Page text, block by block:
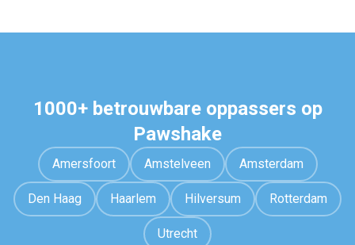
1000+ betrouwbare oppassers op
Pawshake
Amersfoort Amstelveen Amsterdam
Den Haag Haarlem Hilversum Rotterdam
Utrecht